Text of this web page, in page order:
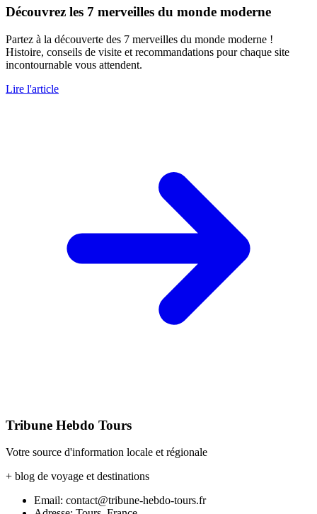
Découvrez les 7 merveilles du monde moderne
Partez à la découverte des 7 merveilles du monde moderne !
Histoire, conseils de visite et recommandations pour chaque site
incontournable vous attendent.
Lire l'article
Tribune Hebdo Tours
Votre source d'information locale et régionale
+ blog de voyage et destinations
Email: contact@tribune-hebdo-tours.fr